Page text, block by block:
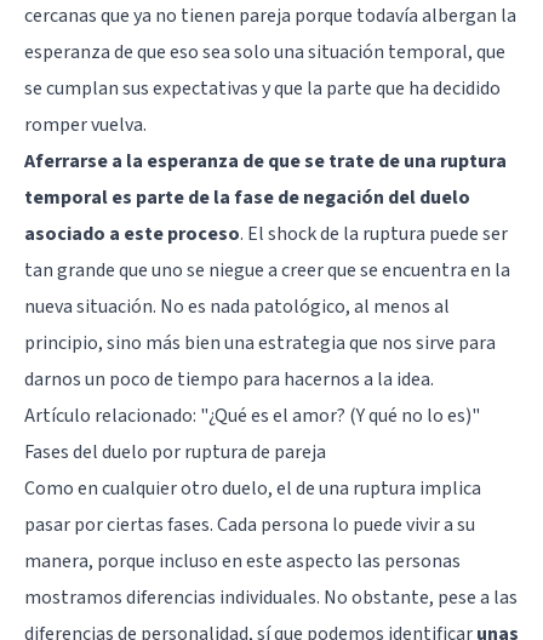
cercanas que ya no tienen pareja porque todavía albergan la
esperanza de que eso sea solo una situación temporal, que
se cumplan sus expectativas y que la parte que ha decidido
romper vuelva.
Aferrarse a la esperanza de que se trate de una ruptura
temporal es parte de la fase de negación del duelo
asociado a este proceso. El shock de la ruptura puede ser
tan grande que uno se niegue a creer que se encuentra en la
nueva situación. No es nada patológico, al menos al
principio, sino más bien una estrategia que nos sirve para
darnos un poco de tiempo para hacernos a la idea.
Artículo relacionado: "¿Qué es el amor? (Y qué no lo es)"
Fases del duelo por ruptura de pareja
Como en cualquier otro duelo, el de una ruptura implica
pasar por ciertas fases. Cada persona lo puede vivir a su
manera, porque incluso en este aspecto las personas
mostramos diferencias individuales. No obstante, pese a las
diferencias de personalidad, sí que podemos identificarunas